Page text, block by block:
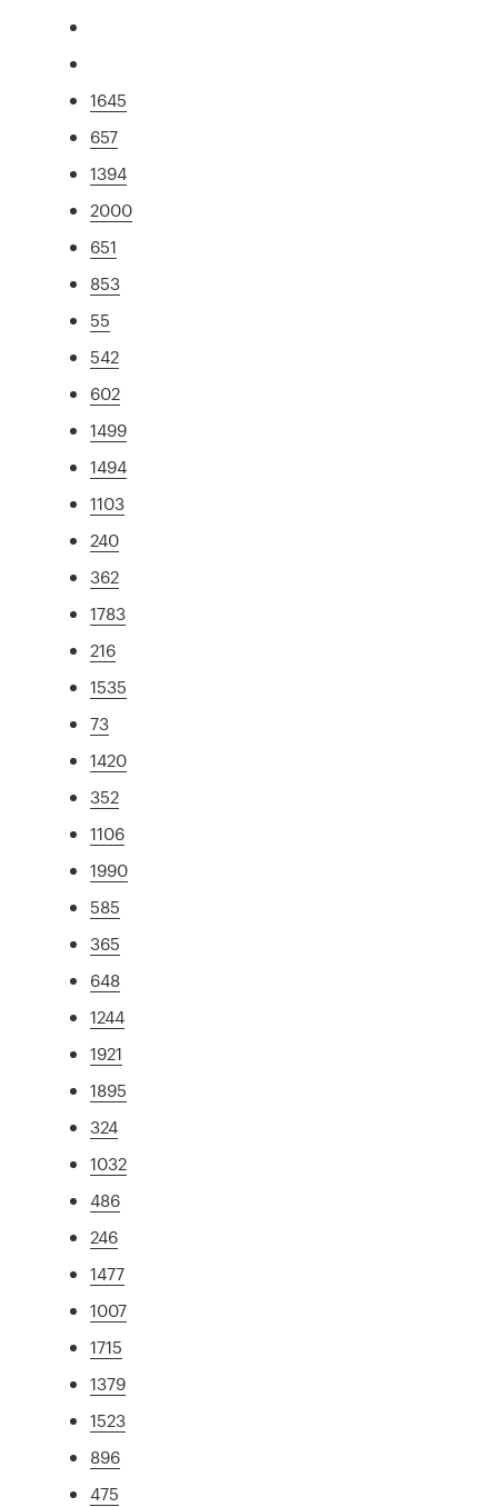
1645
657
1394
2000
651
853
55
542
602
1499
1494
1103
240
362
1783
216
1535
73
1420
352
1106
1990
585
365
648
1244
1921
1895
324
1032
486
246
1477
1007
1715
1379
1523
896
475